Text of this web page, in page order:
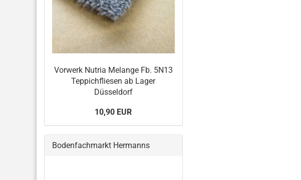
Vorwerk Nutria Melange Fb. 5N13
Teppichfliesen ab Lager
Düsseldorf
10,90 EUR
Bodenfachmarkt Hermanns